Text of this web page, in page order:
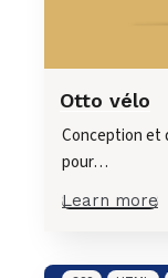
Otto vélo
Conception et
pour…
Learn more